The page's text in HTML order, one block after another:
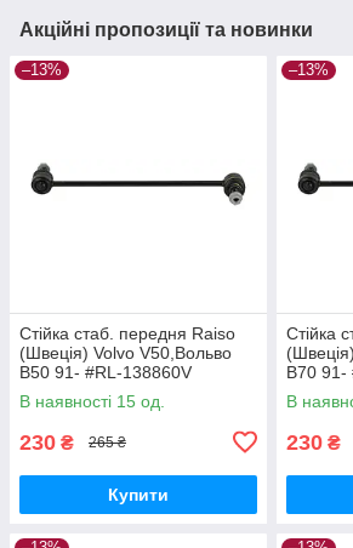
Акційні пропозиції та новинки
–13%
Стійка стаб. передня Raiso
(Швеція) Volvo V50,Вольво
В50 91- #RL-138860V
UAYYIOR17
В наявності 15 од.
230 ₴ 265 ₴
Купити
–13%
Стійка
В70 91-
В
230 ₴